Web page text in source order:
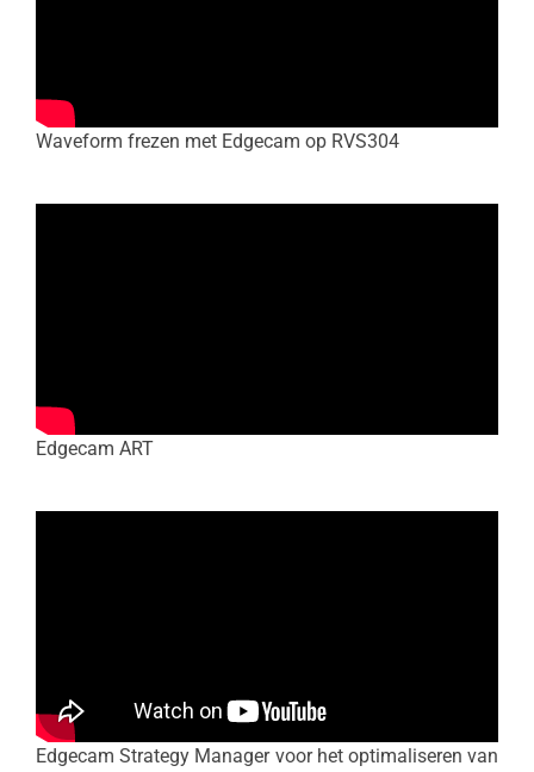
Waveform frezen met Edgecam op RVS304
Edgecam ART
Edgecam Strategy Manager voor het optimaliseren van